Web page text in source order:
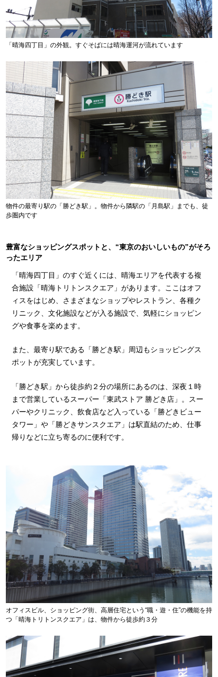
「晴海四丁目」の外観。すぐそばには晴海運河が流れています
物件の最寄り駅の「勝どき駅」。物件から隣駅の「月島駅」までも、徒
歩圏内です
豊富なショッピングスポットと、“東京のおいしいもの”がそろ
ったエリア
「晴海四丁目」のすぐ近くには、晴海エリアを代表する複
合施設「晴海トリトンスクエア」があります。ここはオフ
ィスをはじめ、さまざまなショップやレストラン、各種ク
リニック、文化施設などが入る施設で、気軽にショッピン
グや食事を楽めます。
また、最寄り駅である「勝どき駅」周辺もショッピングス
ポットが充実しています。
「勝どき駅」から徒歩約２分の場所にあるのは、深夜１時
まで営業しているスーパー「東武ストア 勝どき店」。スー
パーやクリニック、飲食店など入っている「勝どきビュー
タワー」や「勝どきサンスクエア」は駅直結のため、仕事
帰りなどに立ち寄るのに便利です。
オフィスビル、ショッピング街、高層住宅という“職・遊・住”の機能を持
つ「晴海トリトンスクエア」は、物件から徒歩約３分